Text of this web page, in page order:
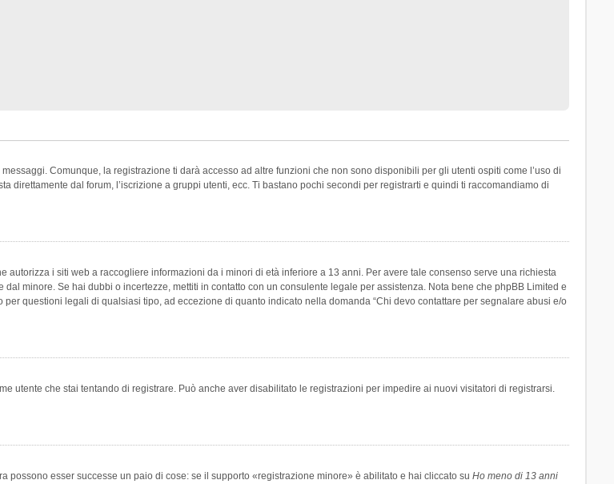
Comunque, la registrazione ti darà accesso ad altre funzioni che non sono disponibili per gli utenti ospiti come l’uso di
dal forum, l’iscrizione a gruppi utenti, ecc. Ti bastano pochi secondi per registrarti e quindi ti raccomandiamo di
i siti web a raccogliere informazioni da i minori di età inferiore a 13 anni. Per avere tale consenso serve una richiesta
minore. Se hai dubbi o incertezze, mettiti in contatto con un consulente legale per assistenza. Nota bene che phpBB Limited e
questioni legali di qualsiasi tipo, ad eccezione di quanto indicato nella domanda “Chi devo contattare per segnalare abusi e/o
utente che stai tentando di registrare. Può anche aver disabilitato le registrazioni per impedire ai nuovi visitatori di registrarsi.
esser successe un paio di cose: se il supporto «registrazione minore» è abilitato e hai cliccato su Ho meno di 13 anni